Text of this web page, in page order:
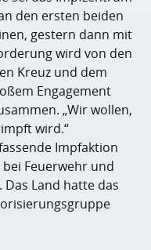
den ersten beiden
gestern dann mit
wird von den
Kreuz und dem
Engagement
„Wir wollen,
wird.“
Impfaktion
Feuerwehr und
Land hatte das